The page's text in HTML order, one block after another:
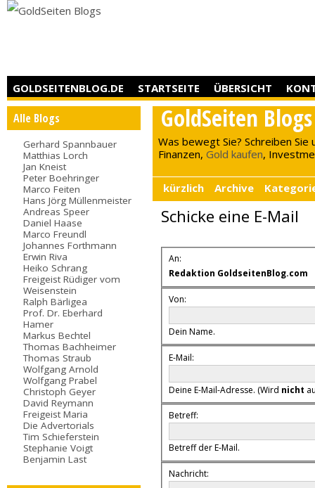
GOLDSEITENBLOG.DE STARTSEITE ÜBERSICHT
Alle Blogs
Gerhard Spannbauer
Matthias Lorch
Jan Kneist
Peter Boehringer
Marco Feiten
Hans Jörg Müllenmeister
Andreas Speer
Daniel Haase
Marco Freundl
Johannes Forthmann
Erwin Riva
Heiko Schrang
Freigeist Rüdiger vom
Weisenstein
Ralph Bärligea
Prof. Dr. Eberhard
Hamer
Markus Bechtel
Thomas Bachheimer
Thomas Straub
Wolfgang Arnold
Wolfgang Prabel
Christoph Geyer
David Reymann
Freigeist Maria
Die Advertorials
Tim Schieferstein
Stephanie Voigt
Benjamin Last
GoldSeiten Blogs
Was bewegt Sie? Schreiben Sie
Finanzen,Gold kaufen,
kürzlich Archive
Schicke eine E-Mail
An:
Redaktion GoldseitenBlog.com
Von:
Dein Name.
E-Mail:
Deine E-Mail-Adresse. (Wird nicht
Betreff:
Betreff der E-Mail.
Nachricht: